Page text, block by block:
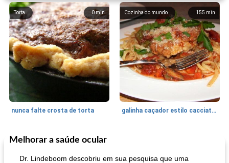
0min
Torta
nunca falte crosta de torta
155 min
Cozinha do mundo
galinha caçador estilo cacciatore
1470min
Feriados e Eventos
Melhorar a saúde ocular
Dr. Lindeboom descobriu em sua pesquisa que uma